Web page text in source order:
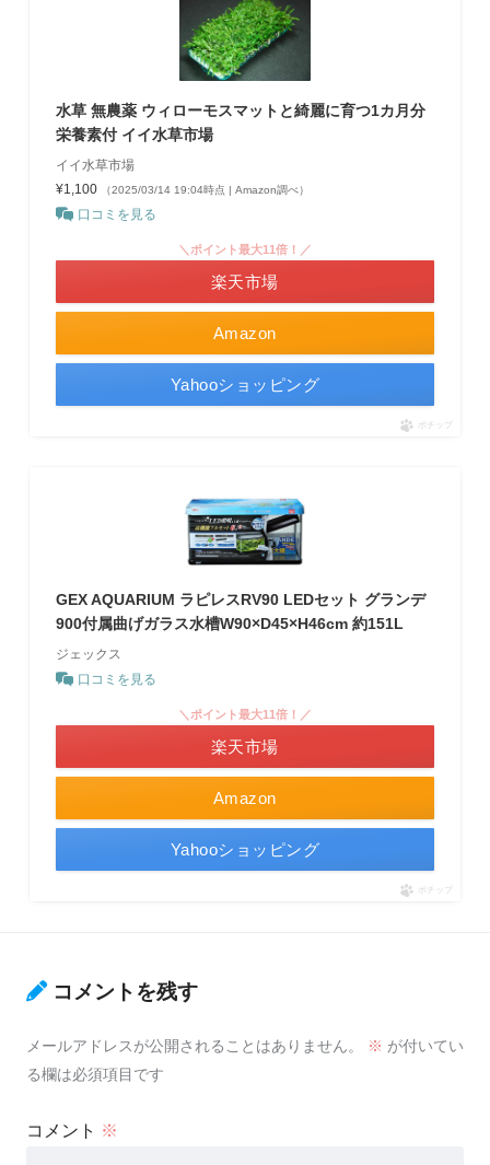
水草 無農薬 ウィローモスマットと綺麗に育つ1カ月分
栄養素付 イイ水草市場
イイ水草市場
¥1,100
（2025/03/14 19:04時点 | Amazon調べ）
口コミを見る
Amazon
＼ポイント最大11倍！／
楽天市場
Yahooショッピング
ポチップ
GEX AQUARIUM ラピレスRV90 LEDセット グランデ
900付属曲げガラス水槽W90×D45×H46cm 約151L
ジェックス
口コミを見る
Amazon
＼ポイント最大11倍！／
楽天市場
Yahooショッピング
ポチップ
コメントを残す
メールアドレスが公開されることはありません。 ※ が付いてい
る欄は必須項目です
コメント ※